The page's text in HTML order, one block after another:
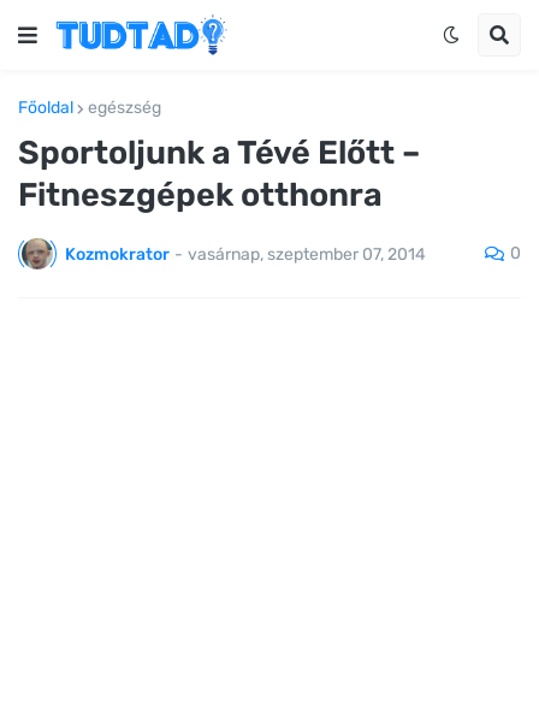
Főoldal egészség
Sportoljunk a Tévé Előtt –
Fitneszgépek otthonra
Kozmokrator - vasárnap, szeptember 07, 2014 0